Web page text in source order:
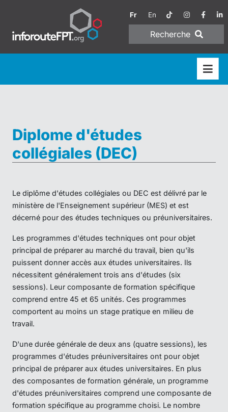
Fr En
Recherche
Diplome d'études
collégiales (DEC)
Le diplôme d'études collégiales ou DEC est délivré par le
ministère de l'Enseignement supérieur (MES) et est
décerné pour des études techniques ou préuniversitaires.
Les programmes d'études techniques ont pour objet
principal de préparer au marché du travail, bien qu'ils
puissent donner accès aux études universitaires. Ils
nécessitent généralement trois ans d'études (six
sessions). Leur composante de formation spécifique
comprend entre 45 et 65 unités. Ces programmes
comportent au moins un stage pratique en milieu de
travail.
D'une durée générale de deux ans (quatre sessions), les
programmes d'études préuniversitaires ont pour objet
principal de préparer aux études universitaires. En plus
des composantes de formation générale, un programme
d'études préuniversitaires comprend une composante de
formation spécifique au programme choisi. Le nombre